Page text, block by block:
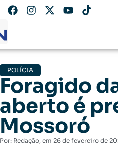
POLÍCIA
Foragido
aberto é
Mossoró
Por: Redação, em 26 de fevereiro de